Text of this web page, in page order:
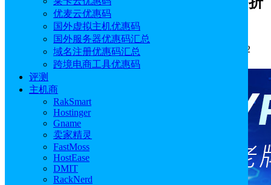
优麦云优惠码
国外虚拟主机优惠码
国外服务器优惠码汇总
域名注册优惠码汇总
跨境电商工具优惠码
评测
主机商
RakSmart
Hostinger
Gname
卖家精灵
FastMoss
HostEase
DMIT
RackNerd
起 洛杉矶云服务器轻量低至57元/年
作者: Emily 分类:优惠码
发布时间: 2026.05.25 15:02:12
更新于: 2026.05.25 15:02:12